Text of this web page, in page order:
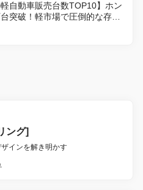
軽自動車販売台数TOP10】ホン
突破！軽市場で圧倒的な存在
ング]
インを解き明かす